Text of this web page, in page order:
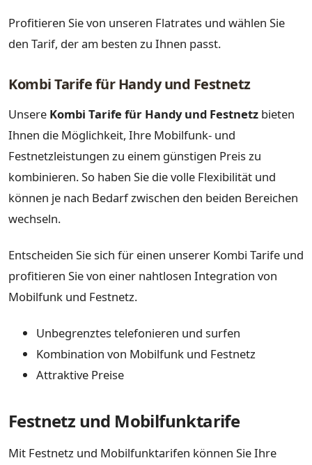
Profitieren Sie von unseren Flatrates und wählen Sie
den Tarif, der am besten zu Ihnen passt.
Kombi Tarife für Handy und Festnetz
Unsere Kombi Tarife für Handy und Festnetz bieten
Ihnen die Möglichkeit, Ihre Mobilfunk- und
Festnetzleistungen zu einem günstigen Preis zu
kombinieren. So haben Sie die volle Flexibilität und
können je nach Bedarf zwischen den beiden Bereichen
wechseln.
Entscheiden Sie sich für einen unserer Kombi Tarife und
profitieren Sie von einer nahtlosen Integration von
Mobilfunk und Festnetz.
Unbegrenztes telefonieren und surfen
Kombination von Mobilfunk und Festnetz
Attraktive Preise
Festnetz und Mobilfunktarife
Mit Festnetz und Mobilfunktarifen können Sie Ihre